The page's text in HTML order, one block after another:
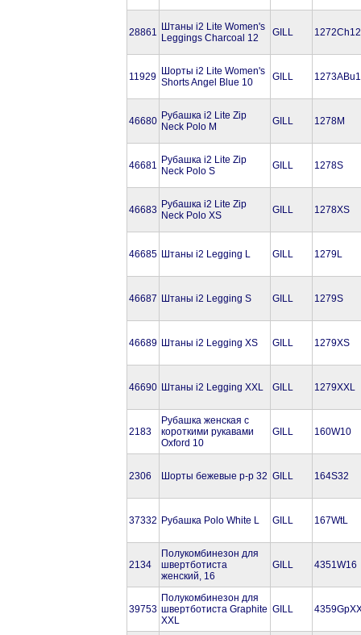
28861
Штаны i2 Lite Women's
Leggings Charcoal 12
GILL 1272Ch12
11929 Шорты i2 Lite Women's
Shorts Angel Blue 10
GILL
46680 Рубашка i2 Lite Zip
Neck Polo M
GILL 1278M
46681
Рубашка i2 Lite Zip
Neck Polo S
GILL 1278S
46683 Рубашка i2 Lite Zip
Neck Polo XS
GILL 1278XS
46685 Штаны i2 Legging L GILL 1279L
46687 Штаны i2 Legging S GILL 1279S
46689 Штаны i2 Legging XS GILL 1279XS
46690 Штаны i2 Legging XXL GILL 1279XXL
2183
Рубашка женская с
короткими рукавами
Oxford 10
GILL 160W10
2306 Шорты бежевые р-р 32 GILL 164S32
37332 Рубашка Polo White L GILL 167WtL
2134
Полукомбинезон для
швертботиста
женский, 16
GILL 4351W16
39753
Полукомбинезон для
швертботиста Graphite
XXL
GILL